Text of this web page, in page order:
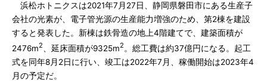
浜松ホトニクスは2021年7月27日、静岡県磐田市にある生産子
会社の光素が、電子管光源の生産能力増強のため、第2棟を建設
すると発表した。新棟は鉄骨造の地上4階建てで、建築面積が
2476m2 、延床面積が9325m2 。総工費は約37億円になる。起工
式を同年8月2日に行い、竣工は2022年7月、稼働開始は2023年4
月の予定だ。